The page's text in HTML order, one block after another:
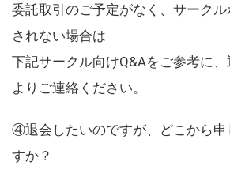
委託取引のご予定がなく、サーク
されない場合は
下記サークル向けQ&Aをご参考に
よりご連絡ください。
④退会したいのですが、どこから申
すか？